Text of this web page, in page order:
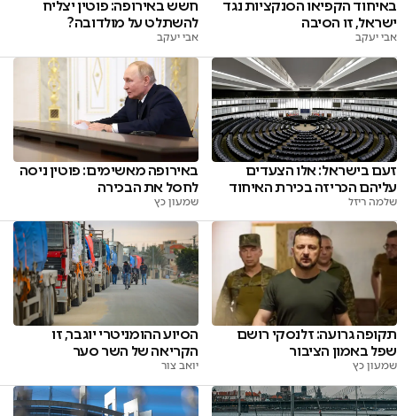
באיחוד הקפיאו הסנקציות נגד
ישראל, זו הסיבה
אבי יעקב
חשש באירופה: פוטין יצליח
להשתלט על מולדובה?
אבי יעקב
זעם בישראל: אלו הצעדים
עליהם הכריזה בכירת האיחוד
שלמה ריזל
באירופה מאשימים: פוטין ניסה
לחסל את הבכירה
שמעון כץ
תקופה גרועה: זלנסקי רושם
שפל באמון הציבור
שמעון כץ
הסיוע ההומניטרי יוגבר, זו
הקריאה של השר סער
יואב צור